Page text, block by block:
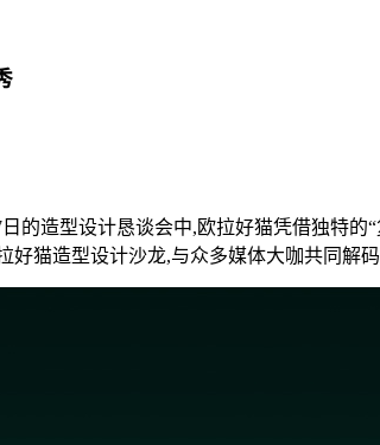
造型设计恳谈会中,欧拉好猫凭借独特的
猫造型设计沙龙,与众多媒体大咖共同解